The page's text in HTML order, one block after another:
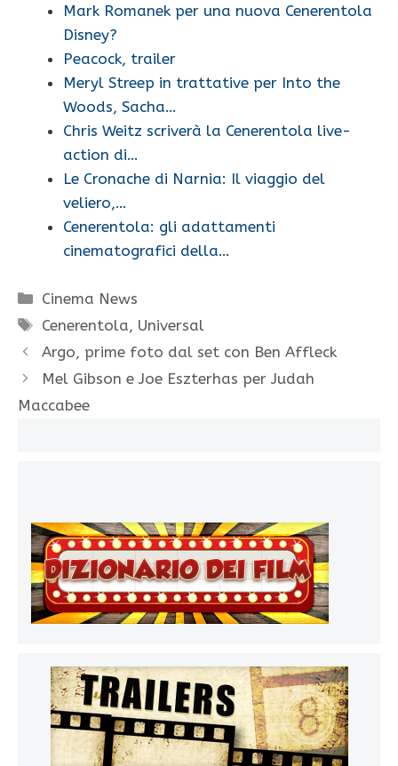
Mark Romanek per una nuova Cenerentola
Disney?
Peacock, trailer
Meryl Streep in trattative per Into the
Woods, Sacha…
Chris Weitz scriverà la Cenerentola live-
action di…
Le Cronache di Narnia: Il viaggio del
veliero,…
Cenerentola: gli adattamenti
cinematografici della…
Categorie
Cinema News
Tag
Cenerentola, Universal
Argo, prime foto dal set con Ben Affleck
Mel Gibson e Joe Eszterhas per Judah
Maccabee